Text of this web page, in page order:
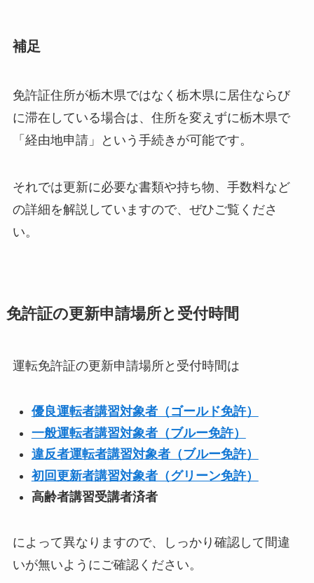
補足
免許証住所が栃木県ではなく栃木県に居住ならび
に滞在している場合は、住所を変えずに栃木県で
「経由地申請」という手続きが可能です。
それでは更新に必要な書類や持ち物、手数料など
の詳細を解説していますので、ぜひご覧くださ
い。
免許証の更新申請場所と受付時間
運転免許証の更新申請場所と受付時間は
優良運転者講習対象者（ゴールド免許）
一般運転者講習対象者（ブルー免許）
違反者運転者講習対象者（ブルー免許）
初回更新者講習対象者（グリーン免許）
高齢者講習受講者済者
によって異なりますので、しっかり確認して間違
いが無いようにご確認ください。